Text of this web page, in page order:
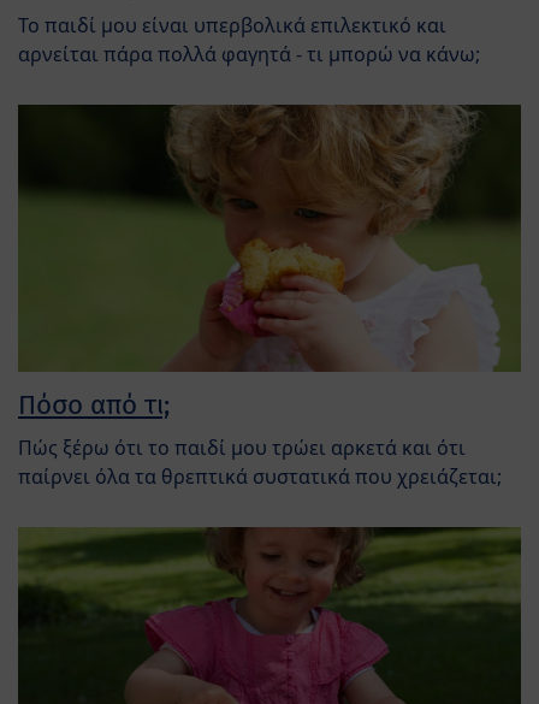
Το παιδί μου είναι υπερβολικά επιλεκτικό και
αρνείται πάρα πολλά φαγητά - τι μπορώ να κάνω;
Πόσο από τι;
Πώς ξέρω ότι το παιδί μου τρώει αρκετά και ότι
παίρνει όλα τα θρεπτικά συστατικά που χρειάζεται;